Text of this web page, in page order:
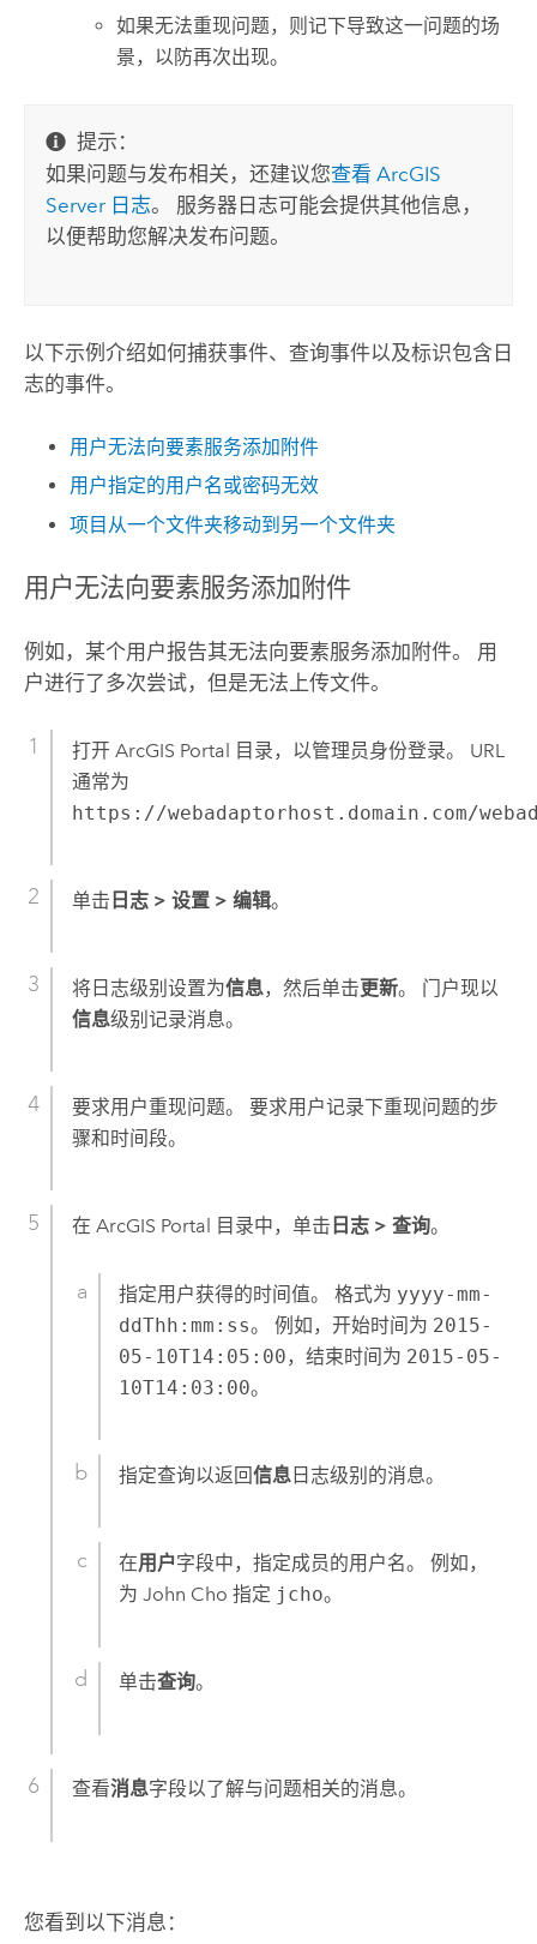
如果无法重现问题，则记下导致这一问题的场
景，以防再次出现。
提示：
如果问题与发布相关，还建议您查看 ArcGIS
Server 日志。 服务器日志可能会提供其他信息，
以便帮助您解决发布问题。
以下示例介绍如何捕获事件、查询事件以及标识包含日
志的事件。
用户无法向要素服务添加附件
用户指定的用户名或密码无效
项目从一个文件夹移动到另一个文件夹
用户无法向要素服务添加附件
例如，某个用户报告其无法向要素服务添加附件。 用
户进行了多次尝试，但是无法上传文件。
打开 ArcGIS Portal 目录，以管理员身份登录。 URL
通常为
https://webadaptorhost.domain.com/
单击 日志 > 设置 > 编辑。
将日志级别设置为信息，然后单击更新。 门户现以
信息级别记录消息。
要求用户重现问题。 要求用户记录下重现问题的步
骤和时间段。
在 ArcGIS Portal 目录中，单击 日志 > 查询。
指定用户获得的时间值。 格式为 yyyy-mm-
ddThh:mm:ss。 例如，开始时间为 2015-
05-10T14:05:00，结束时间为 2015-05-
10T14:03:00。
指定查询以返回信息 日志级别的消息。
在用户字段中，指定成员的用户名。 例如，
为 John Cho 指定 jcho。
单击查询。
查看消息字段以了解与问题相关的消息。
您看到以下消息：